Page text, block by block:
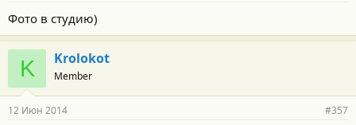
Фото в студию)
K Krolokot
Member
12 Июн 2014 #357